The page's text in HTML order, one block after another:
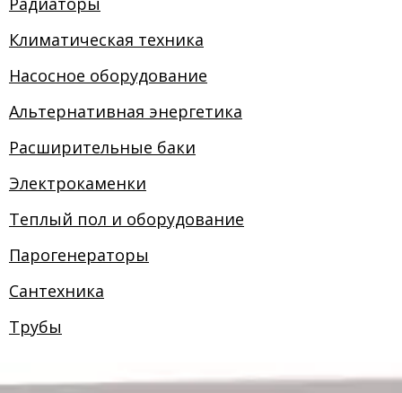
Климатическая техника
Насосное оборудование
Альтернативная энергетика
Расширительные баки
Электрокаменки
Теплый пол и оборудование
Парогенераторы
Сантехника
Трубы